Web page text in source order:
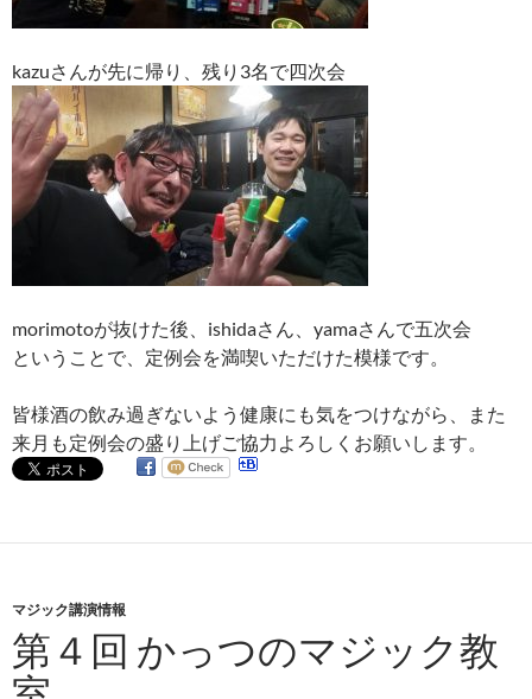
kazuさんが先に帰り、残り3名で四次会
morimotoが抜けた後、ishidaさん、yamaさんで五次会
ということで、定例会を満喫いただけた模様です。
皆様酒の飲み過ぎないよう健康にも気をつけながら、また
来月も定例会の盛り上げご協力よろしくお願いします。
マジック講演情報
第４回 かっつのマジック教